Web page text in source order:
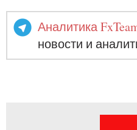
Аналитика
новости и